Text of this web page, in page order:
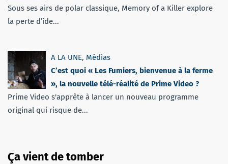
Sous ses airs de polar classique, Memory of a Killer explore
la perte d’ide...
A LA UNE, Médias
C’est quoi « Les Fumiers, bienvenue à la ferme
», la nouvelle télé-réalité de Prime Video ?
Prime Video s'apprête à lancer un nouveau programme
original qui risque de...
Ça vient de tomber